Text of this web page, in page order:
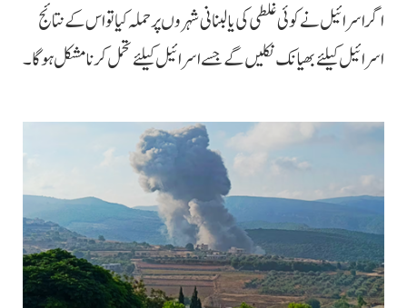
اگر اسرائیل نے کوئی غلطی کی یا لبنانی شہروں پر حملہ کیا تو اس کے نتائج
اسرائیل کیلئے بھیانک نکلیں گے جسے اسرائیل کیلئے تحمل کرنا مشکل ہوگا۔